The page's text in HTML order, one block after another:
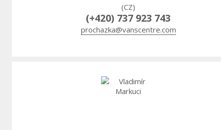
(CZ)
(+420) 737 923 743
prochazka@vanscentre.com